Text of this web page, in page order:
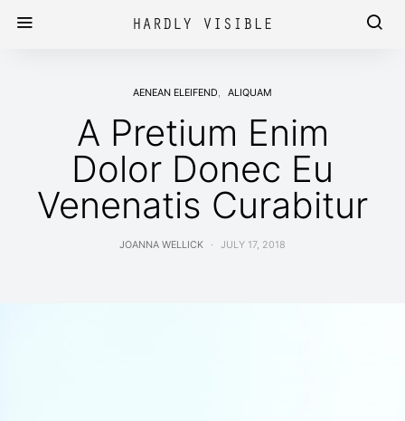
AENEAN ELEIFEND ALIQUAM
A Pretium Enim
Dolor Donec Eu
Venenatis Curabitur
JOANNA WELLICK JULY 17, 2018